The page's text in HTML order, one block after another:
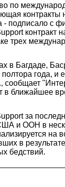
по
контракты
- подписало с
контракт
трех
в Багдаде,
полтора года, и
сообщает
в ближайшее
за
и ООН в
на
в
бедствий.